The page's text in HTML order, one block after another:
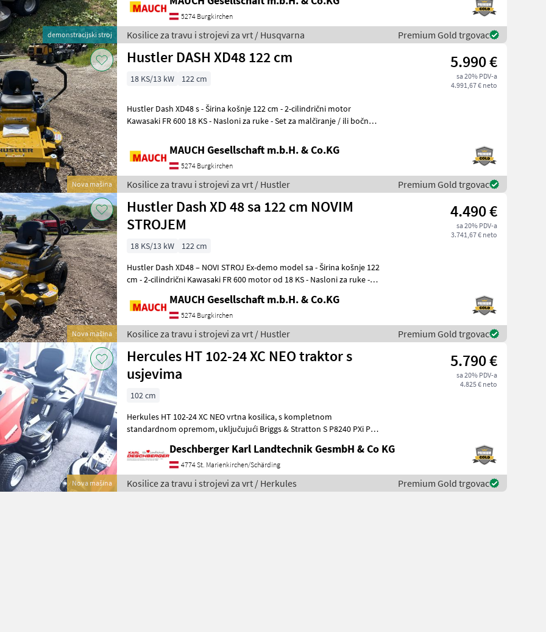
demonstracijski stroj
5274 Burgkirchen
Kosilice za travu i strojevi za vrt / Husqvarna Premium Gold trgovac
Nova mašina
Hustler DASH XD48 122 cm 5.990 €
sa 20% PDV-a
4.991,67 € neto
18 KS/13 kW 122 cm
Hustler Dash XD48 s - Širina košnje 122 cm - 2-cilindrični motor
Kawasaki FR 600 18 KS - Nasloni za ruke - Set za malčiranje / ili bočno
MAUCH Gesellschaft m.b.H. & Co.KG
5274 Burgkirchen
Kosilice za travu i strojevi za vrt / Hustler Premium Gold trgovac
Nova mašina
Hustler Dash XD 48 sa 122 cm NOVIM
STROJEM
4.490 €
sa 20% PDV-a
3.741,67 € neto
18 KS/13 kW
122 cm
Hustler Dash XD48 – NOVI STROJ Ex-demo model sa - Širina košnje 122
cm - 2-cilindrični Kawasaki FR 600 motor od 18 KS - Nasloni za ruke -
MAUCH Gesellschaft m.b.H. & Co.KG
5274 Burgkirchen
Kosilice za travu i strojevi za vrt / Hustler Premium Gold trgovac
Nova mašina
Hercules HT 102-24 XC NEO traktor s
usjevima
5.790 €
sa 20% PDV-a
4.825 € neto
102 cm
Herkules HT 102-24 XC NEO vrtna kosilica, s kompletnom
standardnom opremom, uključujući Briggs & Stratton S P8240 PXi Pro
Deschberger Karl Landtechnik GesmbH & Co KG
4774 St. Marienkirchen/Schärding
Kosilice za travu i strojevi za vrt / Herkules Premium Gold trgovac